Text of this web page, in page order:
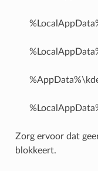
Zorg ervoor dat
blokkeert.